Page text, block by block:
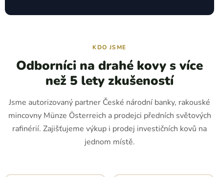
KDO JSME
Odborníci na drahé kovy s více
než 5 lety zkušeností
Jsme autorizovaný partner České národní banky, rakouské
mincovny Münze Österreich a prodejci předních světových
rafinérií. Zajišťujeme výkup i prodej investičních kovů na
jednom místě.